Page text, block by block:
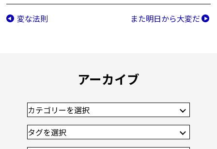
変な法則 また明日から大変だ
アーカイブ